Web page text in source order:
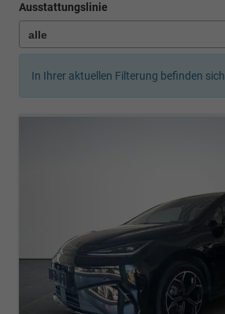
Ausstattungslinie
In Ihrer aktuellen Filterung befinden sich